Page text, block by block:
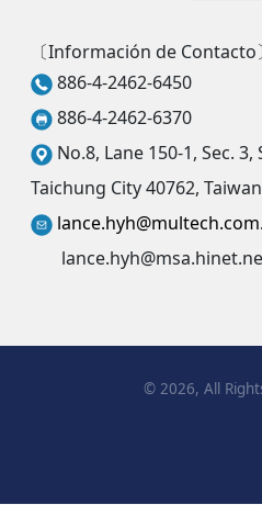
〔Información de Contacto〕
886-4-2462-6450
886-4-2462-6370
No.8, Lane 150-1, Sec.
Taichung City 40762, Taiwan
© 2026, All